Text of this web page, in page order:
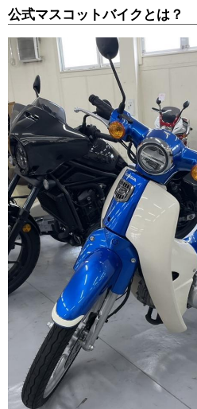
公式マスコットバイクとは？